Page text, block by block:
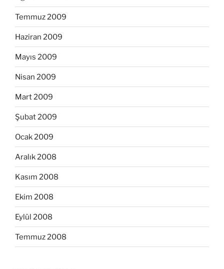
Temmuz 2009
Haziran 2009
Mayıs 2009
Nisan 2009
Mart 2009
Şubat 2009
Ocak 2009
Aralık 2008
Kasım 2008
Ekim 2008
Eylül 2008
Temmuz 2008